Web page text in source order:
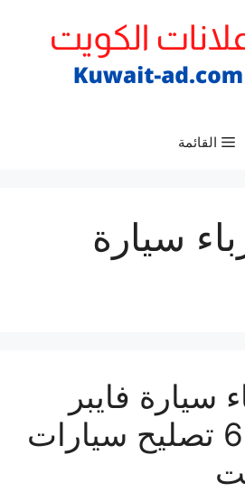
القائمة
سيارة
سيارة فايبر
69622745 تصليح سيارات